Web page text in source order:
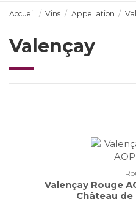
Accueil Vins Appellation
Valençay
Valençay Rouge
Château de